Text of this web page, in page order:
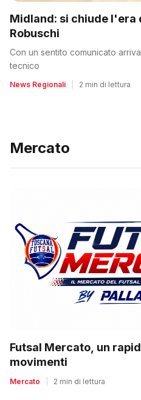
Midland: si chiude l'era
Robuschi
Con un sentito comunicato
tecnico
News Regionali 2 min di lettura
Mercato
Futsal Mercato, un
movimenti
Mercato 2 min di lettura